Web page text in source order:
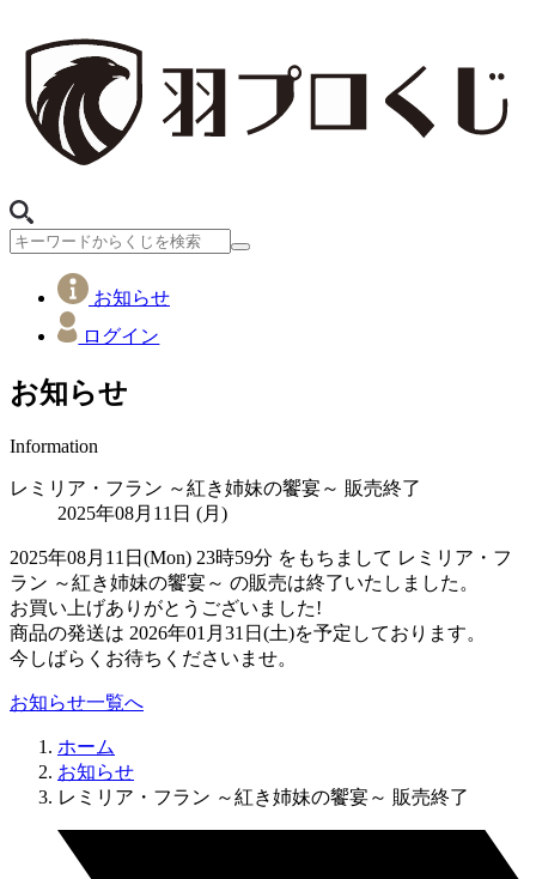
お知らせ
ログイン
お知らせ
Information
レミリア・フラン ～紅き姉妹の饗宴～ 販売終了
2025年08月11日 (月)
2025年08月11日(Mon) 23時59分 をもちまして レミリア・フ
ラン ～紅き姉妹の饗宴～ の販売は終了いたしました。
お買い上げありがとうございました!
商品の発送は 2026年01月31日(土)を予定しております。
今しばらくお待ちくださいませ。
お知らせ一覧へ
ホーム
お知らせ
レミリア・フラン ～紅き姉妹の饗宴～ 販売終了